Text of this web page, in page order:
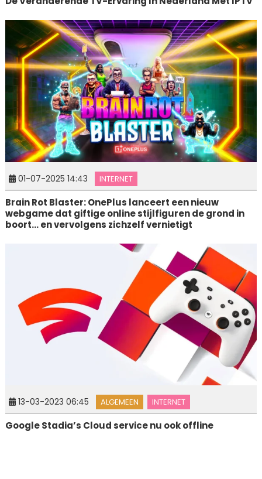
01-07-2025 14:43 INTERNET
Brain Rot Blaster: OnePlus lanceert een nieuw
webgame dat giftige online stijlfiguren de grond in
boort… en vervolgens zichzelf vernietigt
13-03-2023 06:45 ALGEMEEN INTERNET
Google Stadia’s Cloud service nu ook offline